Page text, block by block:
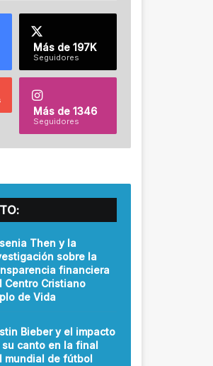
Más de 197K
Seguidores
Más de 1346
Seguidores
Then y la
sobre la
financiera
Centro Cristiano
de Vida
Bieber y el impacto
su canto en la final
mundial de fútbol